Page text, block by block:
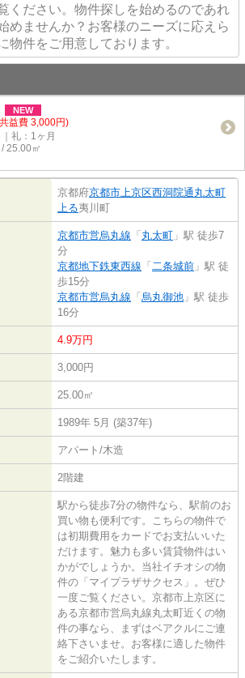
ください。物件探しを始めるのであれ
めませんか？お客様のニーズに応えら
物件をご用意しております。
NEW
益費 3,000円)
礼：1ヶ月
25.00㎡
京都府京都市上京区西洞院通丸太町
上る夷川町
京都市営烏丸線 「 丸太町 」駅 徒歩7
分
京都地下鉄東西線 「 二条城前 」駅 徒
歩15分
京都市営烏丸線 「 烏丸御池 」駅 徒歩
16分
4.9万円
3,000円
25.00㎡
1989年 5月 (築37年)
アパート/木造
2階建
駅から徒歩7分の物件なら、駅前のお
買い物も便利です。こちらの物件で
は初期費用をカードでお支払いいた
だけます。魅力も多い賃貸物件はい
かがでしょうか。当社イチオシの物
件の「マイプラザサクセス」。ぜひ
一度ご覧ください。京都市上京区に
ある京都市営烏丸線丸太町近くの物
件の事なら、まずはベアクルにご連
絡下さいませ。お客様に適した物件
をご紹介いたします。